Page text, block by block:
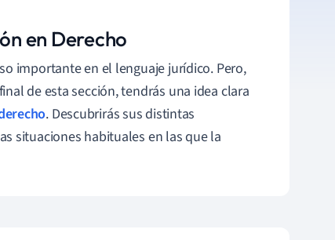
en Derecho
importante en el lenguaje jurídico. Pero,
de esta sección, tendrás una idea clara
. Descubrirás sus distintas
situaciones habituales en las que la